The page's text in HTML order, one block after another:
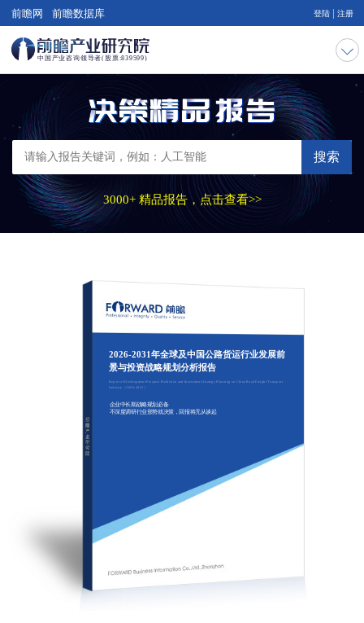
前瞻网 前瞻数据库 登陆 注册
搜索
3000+ 精品报告，点击查看>>
2026-2031年全球及中国公路货运行业发展前
景与投资战略规划分析报告
Report of Development Prospect Prediction and Investment Strategy Planning on China Road Freight Transport
Industry（2026-2031）
企业中长期战略规划必备
不深度调研行业形势就决策，回报将无从谈起